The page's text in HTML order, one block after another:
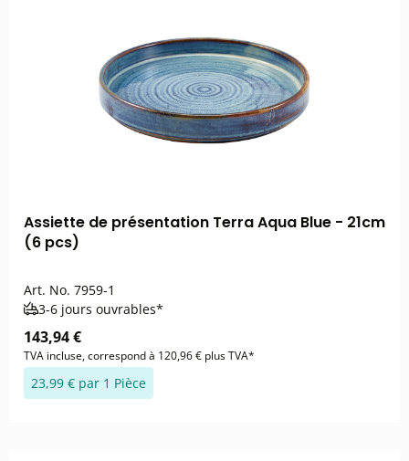
Assiette de présentation Terra Aqua Blue - 21cm
(6 pcs)
Art. No. 7959-1
3-6 jours ouvrables*
143,94 €
TVA incluse, correspond à 120,96 € plus TVA*
23,99 € par 1 Pièce